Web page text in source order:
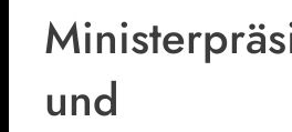
und